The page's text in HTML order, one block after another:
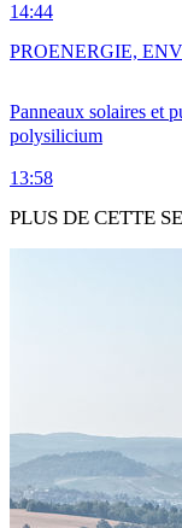
14:44
Panneaux solaires et
polysilicium
13:58
PROENERGIE,
PLUS DE CETTE